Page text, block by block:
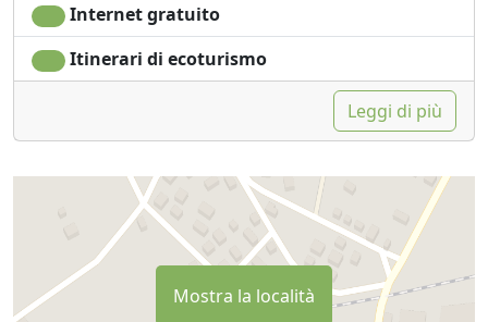
Internet gratuito
Itinerari di ecoturismo
Leggi di più
Mostra la località